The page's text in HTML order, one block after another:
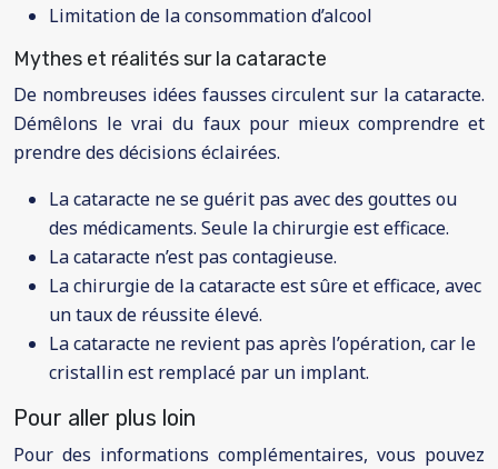
Limitation de la consommation d’alcool
Mythes et réalités sur la cataracte
De nombreuses idées fausses circulent sur la cataracte.
Démêlons le vrai du faux pour mieux comprendre et
prendre des décisions éclairées.
La cataracte ne se guérit pas avec des gouttes ou
des médicaments. Seule la chirurgie est efficace.
La cataracte n’est pas contagieuse.
La chirurgie de la cataracte est sûre et efficace, avec
un taux de réussite élevé.
La cataracte ne revient pas après l’opération, car le
cristallin est remplacé par un implant.
Pour aller plus loin
Pour des informations complémentaires, vous pouvez